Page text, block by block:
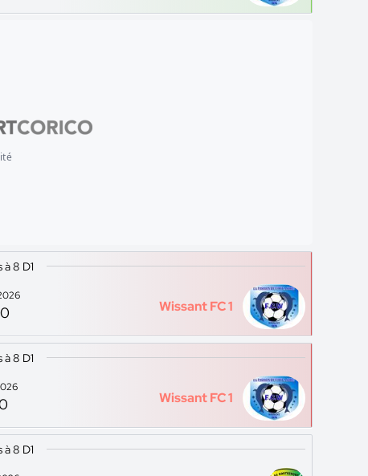
8 D1
0 Wissant FC 1
8 D1
Wissant FC 1
8 D1